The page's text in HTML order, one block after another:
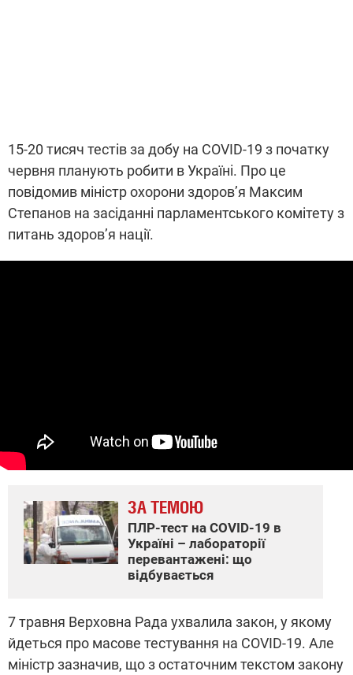
15-20 тисяч тестів за добу на COVID-19 з початку
червня планують робити в Україні. Про це
повідомив міністр охорони здоров’я Максим
Степанов на засіданні парламентського комітету з
питань здоров’я нації.
ЗА ТЕМОЮ
ПЛР-тест на COVID-19 в
Україні – лабораторії
перевантажені: що
відбувається
7 травня Верховна Рада ухвалила закон, у якому
йдеться про масове тестування на COVID-19. Але
міністр зазначив, що з остаточним текстом закону